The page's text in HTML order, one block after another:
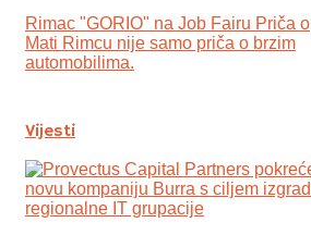
Rimac "GORIO" na Job Fairu Priča o
Mati Rimcu nije samo priča o brzim
automobilima.
Vijesti